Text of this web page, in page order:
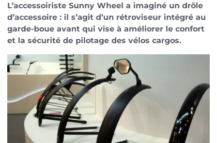
L’accessoiriste Sunny Wheel a imaginé un drôle
d’accessoire : il s’agit d’un rétroviseur intégré au
garde-boue avant qui vise à améliorer le confort
et la sécurité de pilotage des vélos cargos.